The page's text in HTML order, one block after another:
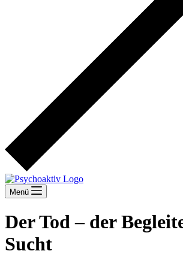
Menü
Der Tod – der
Sucht